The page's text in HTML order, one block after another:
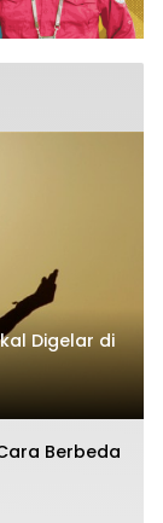
Digelar di
Berbeda